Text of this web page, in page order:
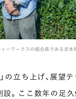
ーワークスの組合長である吉本
の立ち上げ、展望
。ここ数年の足